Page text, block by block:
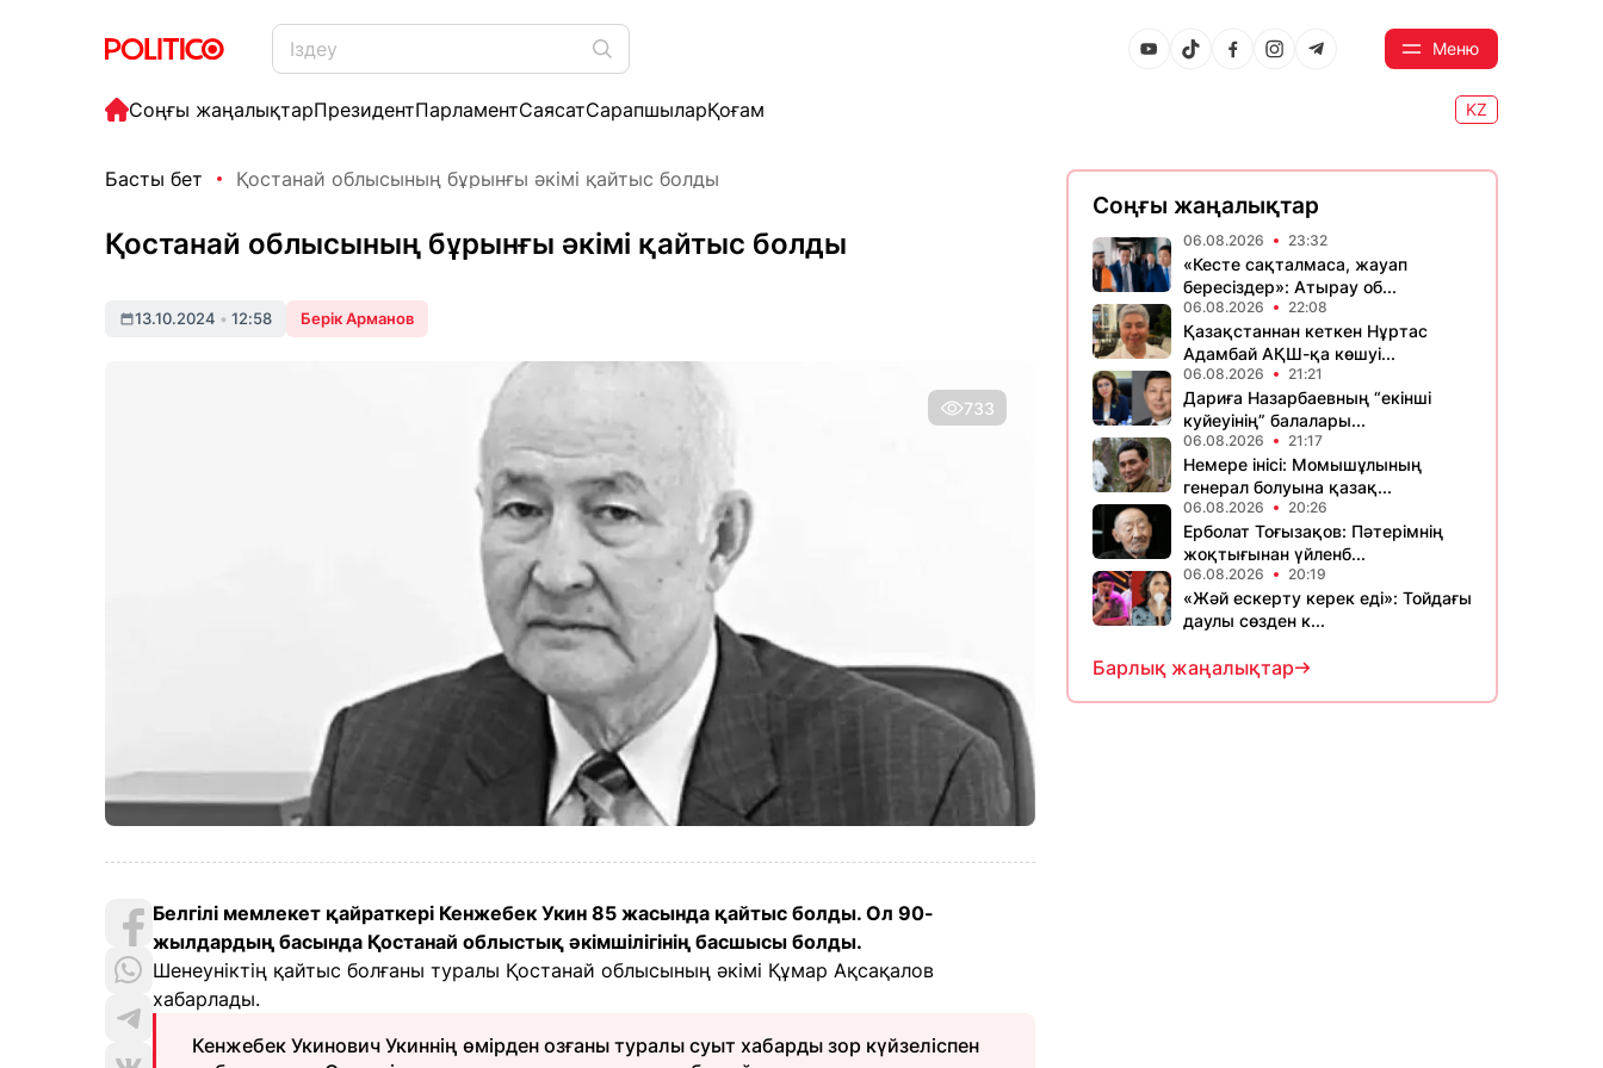
Меню
Соңғы жаңалықтарПрезидентПарламентСаясатСарапшыларҚоғам KZ
Басты бет Қостанай облысының бұрынғы әкімі қайтыс болды
Қостанай облысының бұрынғы әкімі қайтыс болды
13.10.2024 • 12:58 Берік Арманов
733
Белгілі мемлекет қайраткері Кенжебек Укин 85 жасында қайтыс болды. Ол 90-
жылдардың басында Қостанай облыстық әкімшілігінің басшысы болды.
Шенеуніктің қайтыс болғаны туралы Қостанай облысының әкімі Құмар Ақсақалов
хабарлады.
Кенжебек Укинович Укиннің өмірден озғаны туралы суыт хабарды зор күйзеліспен
Соңғы жаңалықтар
06.08.2026 23:32
«Кесте сақталмаса, жауап
бересіздер»: Атырау об...
06.08.2026 22:08
Қазақстаннан кеткен Нұртас
Адамбай АҚШ-қа көшуі...
06.08.2026 21:21
Дариға Назарбаевның “екінші
куйеуінің” балалары...
06.08.2026 21:17
Немере інісі: Момышұлының
генерал болуына қазақ...
06.08.2026 20:26
Ерболат Тоғызақов: Пәтерімнің
жоқтығынан үйленб...
06.08.2026 20:19
«Жәй ескерту керек еді»: Тойдағы
даулы сөзден к...
Барлық жаңалықтар